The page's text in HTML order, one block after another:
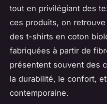
tout en privilégiant des
ces produits, on
des t-shirts en coton
fabriquées à partir de
présentent souvent des
la durabilité, le confort,
contemporaine.